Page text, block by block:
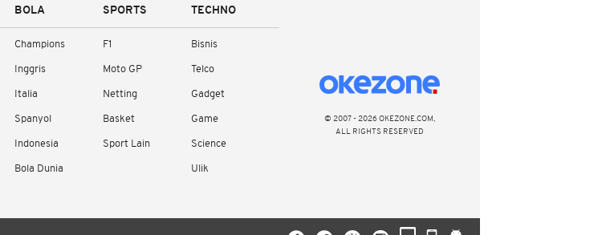
BOLA
Champions
Inggris
Italia
Spanyol
Indonesia
Bola Dunia
SPORTS
F1
Moto GP
Netting
Basket
Sport Lain
TECHNO
Bisnis
Telco
Gadget
Game
Science
Ulik
© 2007 - 2026 OKEZONE.COM,
ALL RIGHTS RESERVED